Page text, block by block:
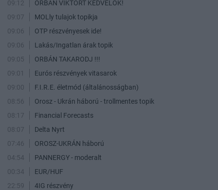
09:12
ORBÁN VIKTORT KEDVELŐK!
09:07
MOLly tulajok topikja
09:06
OTP részvényesek ide!
09:06
Lakás/Ingatlan árak topik
09:05
ORBÁN TAKARODJ !!!
09:01
Eurós részvények vitasarok
09:00
F.I.R.E. életmód (általánosságban)
08:56
Orosz - Ukrán háború - trollmentes topik
08:17
Financial Forecasts
08:07
Delta Nyrt
07:46
OROSZ-UKRÁN háború
04:54
PANNERGY - moderalt
00:34
EUR/HUF
22:59
4IG részvény